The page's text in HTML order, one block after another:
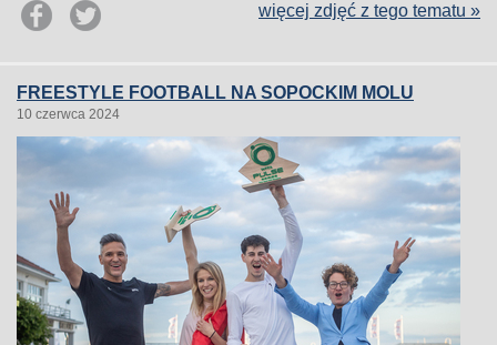
więcej zdjęć z tego tematu »
FREESTYLE FOOTBALL NA SOPOCKIM MOLU
10 czerwca 2024